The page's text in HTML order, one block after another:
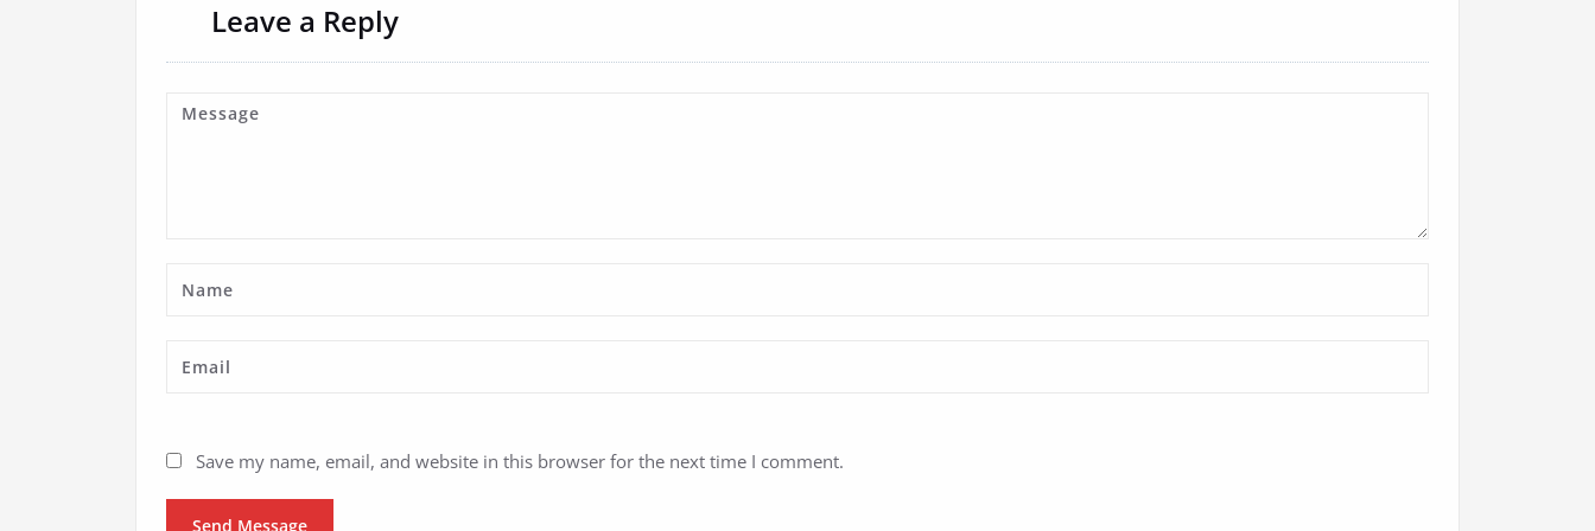
Leave a Reply
Save my name, email, and website in this browser for the next time I comment.